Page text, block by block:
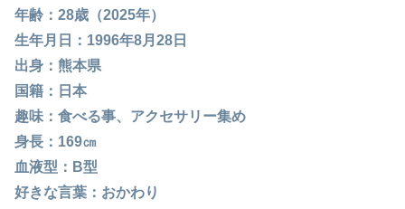
年齢：28歳（2025年）
生年月日：1996年8月28日
出身：熊本県
国籍：日本
趣味：食べる事、アクセサリー集め
身長：169㎝
血液型：B型
好きな言葉：おかわり